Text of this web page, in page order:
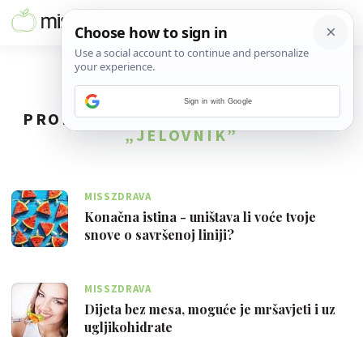
PRONAĐENO77REZULTATA ZA TAG
„JELOVNIK”
MISSZDRAVA
Konačna istina - uništava li voće tvoje
snove o savršenoj liniji?
MISSZDRAVA
Dijeta bez mesa, moguće je mršavjeti i uz
ugljikohidrate
Sign in with Google